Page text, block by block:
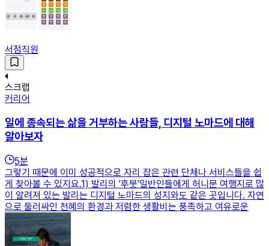
서점직원
스크랩
커리어
일에 종속되는 삶을 거부하는 사람들, 디지털 노마드에 대해
알아보자
5분
그렇기 때문에 이미 성공적으로 자리 잡은 관련 단체나 서비스들을 쉽
게 찾아볼 수 있지요.1) 발리의 '후붓'일반인들에게 허니문 여행지로 많
이 알려져 있는 발리는 디지털 노마드의 성지와도 같은 곳입니다. 자연
으로 둘러싸인 천혜의 환경과 저렴한 생활비는 풍족하고 여유로운